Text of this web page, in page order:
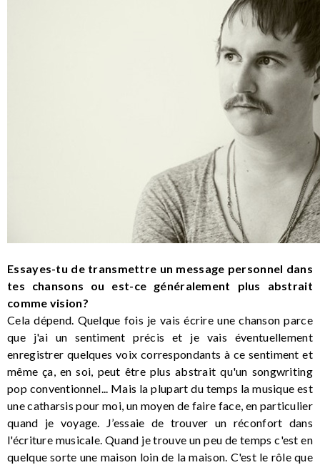
Essayes-tu de transmettre un message personnel dans
tes chansons ou est-ce généralement plus abstrait
comme vision?
Cela dépend. Quelque fois je vais écrire une chanson parce
que j'ai un sentiment précis et je vais éventuellement
enregistrer quelques voix correspondants à ce sentiment et
même ça, en soi, peut être plus abstrait qu'un songwriting
pop conventionnel... Mais la plupart du temps la musique est
une catharsis pour moi, un moyen de faire face, en particulier
quand je voyage. J’essaie de trouver un réconfort dans
l'écriture musicale. Quand je trouve un peu de temps c'est en
quelque sorte une maison loin de la maison. C'est le rôle que